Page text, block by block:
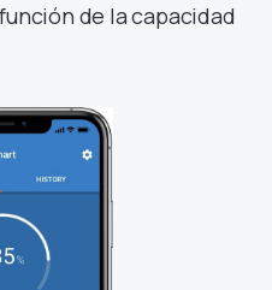
de la capacidad